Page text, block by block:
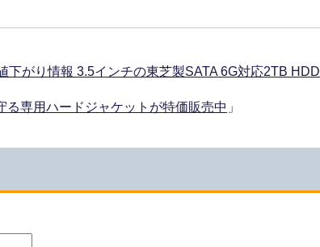
下がり情報 3.5インチの東芝製SATA 6G対応2TB HDD
専用ハードジャケットが特価販売中 」